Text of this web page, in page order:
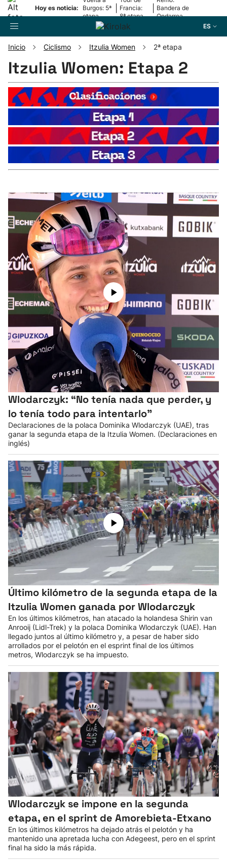
Hoy es noticia:
Burgos: 5ª
etapa
Francia:
8ª etapa
Bandera de
Ondarroa
ES
Buscador
Fútbol
Pelota
Ciclismo
Herri-kirolak
Balonmano
Kirolak 360
Atletismo
Carreras de montaña
Más deportes
"Helmuga"
Inicio Ciclismo Itzulia Women 2ª etapa
Itzulia Women: Etapa 2
Wlodarczyk: “No tenía nada que perder, y
lo tenía todo para intentarlo”
Declaraciones de la polaca Dominika Wlodarczyk (UAE), tras
ganar la segunda etapa de la Itzulia Women. (Declaraciones en
inglés)
Último kilómetro de la segunda etapa de la
Itzulia Women ganada por Wlodarczyk
En los últimos kilómetros, han atacado la holandesa Shirin van
Anrooij (Lidl-Trek) y la polaca Dominika Wlodarczyk (UAE). Han
llegado juntos al último kilómetro y, a pesar de haber sido
arrollados por el pelotón en el esprint final de los últimos
metros, Wlodarczyk se ha impuesto.
Wlodarczyk se impone en la segunda
etapa, en el sprint de Amorebieta-Etxano
En los últimos kilómetros ha dejado atrás el pelotón y ha
mantenido una apretada lucha con Adegeest, pero en el sprint
final ha sido la más rápida.